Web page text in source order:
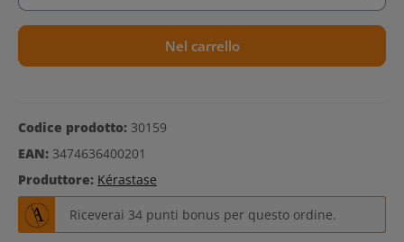
Nel carrello
Codice prodotto: 30159
EAN: 3474636400201
Produttore: Kérastase
Riceverai 34 punti bonus per questo ordine.